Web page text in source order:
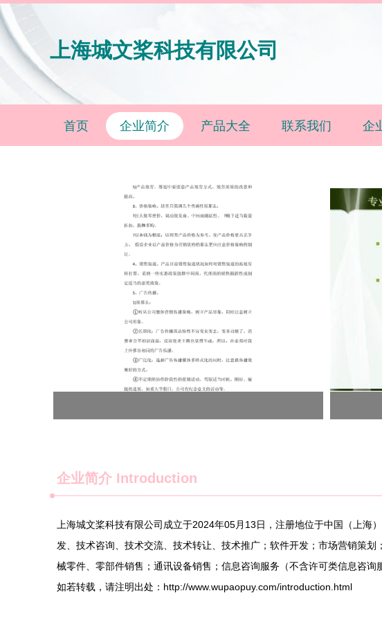
上海城文桨科技有限公司
首页 企业简介 产品大全 联系我们 企
企业简介 Introduction
上海城文桨科技有限公司成立于2024年05月13日，注册地位于中国（上
发、技术咨询、技术交流、技术转让、技术推广；软件开发；市场营销策
械零件、零部件销售；通讯设备销售；信息咨询服务（不含许可类信息咨
如若转载，请注明出处：http://www.wupaopuy.com/introduction.html